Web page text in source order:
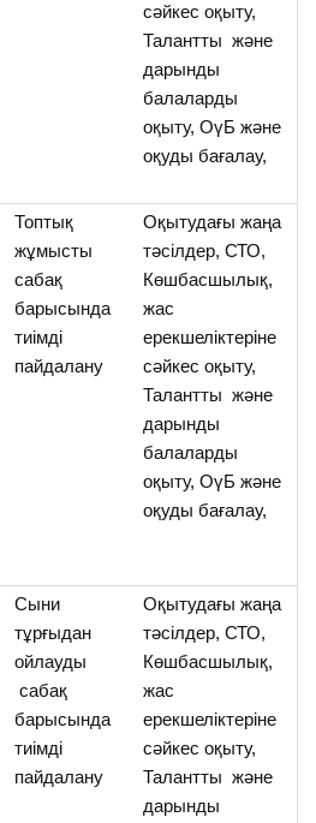
сәйкес оқыту,
Талантты және
дарынды
балаларды
оқыту, ОүБ және
оқуды бағалау,
Топтық
жұмысты
сабақ
барысында
тиімді
пайдалану
Оқытудағы жаңа
тәсілдер, СТО,
Көшбасшылық,
жас
ерекшеліктеріне
сәйкес оқыту,
Талантты және
дарынды
балаларды
оқыту, ОүБ және
оқуды бағалау,
Cыни
тұрғыдан
ойлауды
сабақ
барысында
тиімді
пайдалану
Оқытудағы жаңа
тәсілдер, СТО,
Көшбасшылық,
жас
ерекшеліктеріне
сәйкес оқыту,
Талантты және
дарынды